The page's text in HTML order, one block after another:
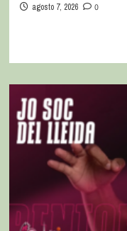
agosto 7, 2026 0